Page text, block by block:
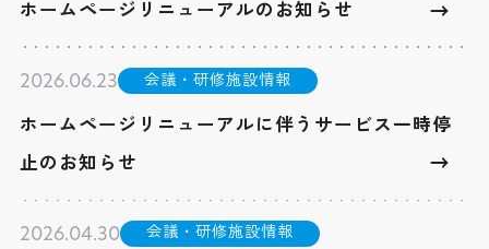
ホームページリニューアルのお知らせ
2026.06.23 会議・研修施設情報
ホームページリニューアルに伴うサービス一時停
止のお知らせ
2026.04.30 会議・研修施設情報